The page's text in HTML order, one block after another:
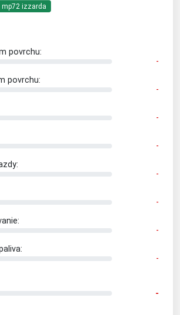
mp72 izzarda
povrchu:
-
povrchu:
-
-
-
-
-
-
-
-